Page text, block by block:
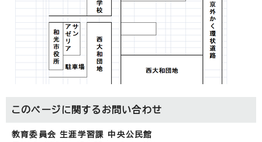
このページに関する お問い合わせ
教育委員会 生涯学習課 中央公民館